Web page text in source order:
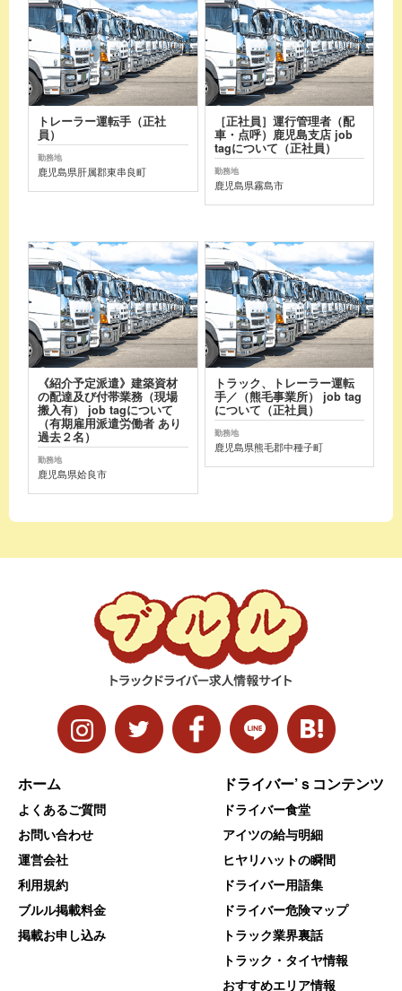
トレーラー運転手（正社
員）
勤務地
鹿児島県肝属郡東串良町
［正社員］運行管理者（配
車・点呼）鹿児島支店 job
tagについて（正社員）
勤務地
鹿児島県霧島市
《紹介予定派遣》建築資材
の配達及び付帯業務（現場
搬入有） job tagについて
（有期雇用派遣労働者 あり
過去２名）
勤務地
鹿児島県姶良市
トラック、トレーラー運転
手／（熊毛事業所） job tag
について（正社員）
勤務地
鹿児島県熊毛郡中種子町
ホーム
よくあるご質問
お問い合わせ
運営会社
利用規約
ブルル掲載料金
掲載お申し込み
ドライバー’ｓコンテンツ
ドライバー食堂
アイツの給与明細
ヒヤリハットの瞬間
ドライバー用語集
ドライバー危険マップ
トラック業界裏話
トラック・タイヤ情報
おすすめエリア情報